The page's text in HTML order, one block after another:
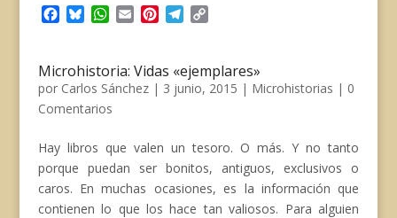
e
b
o
e
s
k
W
t
s
A
i
l
t
e
t
e
g
y
L
Microhistoria: Vidas «ejemplares»
por Carlos Sánchez| 3 junio, 2015 | Microhistorias | 0
Comentarios
Hay libros que valen un tesoro. O más. Y no tanto
porque puedan ser bonitos, antiguos, exclusivos o
caros. En muchas ocasiones, es la información que
contienen lo que los hace tan valiosos. Para alguien